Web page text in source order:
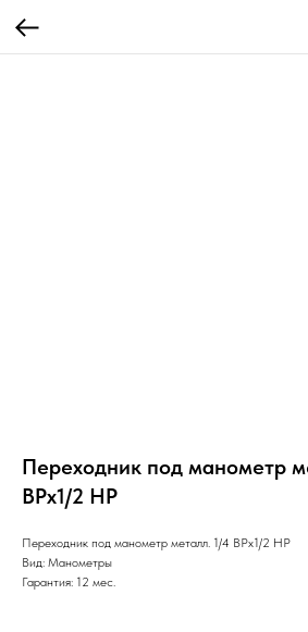
Переходник под манометр
ВРх1/2 НР
Переходник под манометр металл. 1/4 ВРх1/2 НР
Вид: Манометры
Гарантия: 12 мес.